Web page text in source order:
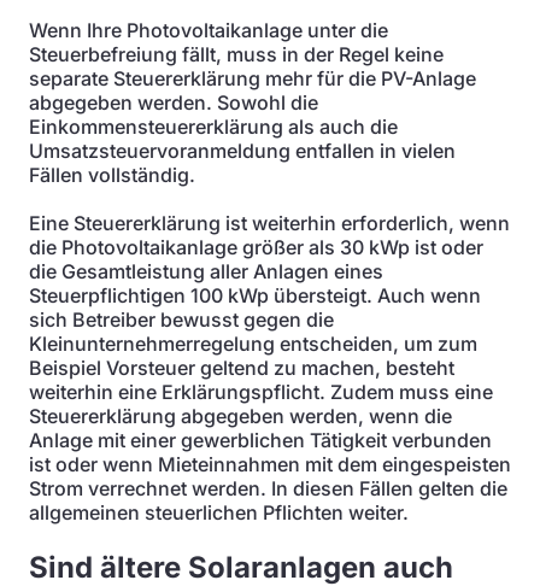
Wenn Ihre Photovoltaikanlage unter die
Steuerbefreiung fällt, muss in der Regel keine
separate Steuererklärung mehr für die PV-Anlage
abgegeben werden. Sowohl die
Einkommensteuererklärung als auch die
Umsatzsteuervoranmeldung entfallen in vielen
Fällen vollständig.
Eine Steuererklärung ist weiterhin erforderlich, wenn
die Photovoltaikanlage größer als 30 kWp ist oder
die Gesamtleistung aller Anlagen eines
Steuerpflichtigen 100 kWp übersteigt. Auch wenn
sich Betreiber bewusst gegen die
Kleinunternehmerregelung entscheiden, um zum
Beispiel Vorsteuer geltend zu machen, besteht
weiterhin eine Erklärungspflicht. Zudem muss eine
Steuererklärung abgegeben werden, wenn die
Anlage mit einer gewerblichen Tätigkeit verbunden
ist oder wenn Mieteinnahmen mit dem eingespeisten
Strom verrechnet werden. In diesen Fällen gelten die
allgemeinen steuerlichen Pflichten weiter.
Sind ältere Solaranlagen auch